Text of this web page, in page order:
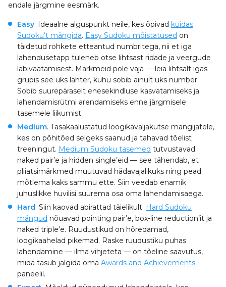
endale järgmine eesmärk.
Easy. Ideaalne alguspunkt neile, kes õpivad kuidas
Sudoku’t mängida. Easy Sudoku mõistatused on
täidetud rohkete etteantud numbritega, nii et iga
lahendusetapp tuleneb otse lihtsast ridade ja veergude
läbivaatamisest. Märkmeid pole vaja — leia lihtsalt igas
grupis see üks lahter, kuhu sobib ainult üks number.
Sobib suurepäraselt enesekindluse kasvatamiseks ja
lahendamisrütmi arendamiseks enne järgmisele
tasemele liikumist.
Medium. Tasakaalustatud loogikaväljakutse mängijatele,
kes on põhitõed selgeks saanud ja tahavad tõelist
treeningut. Medium Sudoku tasemed tutvustavad
naked pair’e ja hidden single’eid — see tähendab, et
pliiatsimärkmed muutuvad hädavajalikuks ning pead
mõtlema kaks sammu ette. Siin veedab enamik
juhuslikke huvilisi suurema osa oma lahendamisaega.
Hard. Siin kaovad abirattad täielikult. Hard Sudoku
mängud nõuavad pointing pair’e, box-line reduction’it ja
naked triple’e. Ruudustikud on hõredamad,
loogikaahelad pikemad. Raske ruudustiku puhas
lahendamine — ilma vihjeteta — on tõeline saavutus,
mida tasub jälgida oma Awards and Achievements
paneelil.